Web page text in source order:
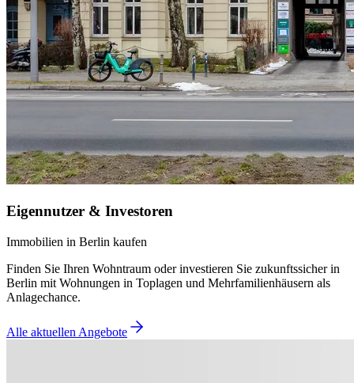
Eigennutzer & Investoren
Immobilien in Berlin kaufen
Finden Sie Ihren Wohntraum oder investieren Sie zukunftssicher in
Berlin mit Wohnungen in Toplagen und Mehrfamilienhäusern als
Anlagechance.
Alle aktuellen Angebote